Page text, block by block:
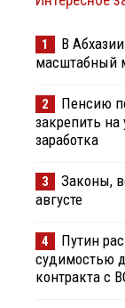
1
В
масштабный
2
Пенсию
закрепить на
заработка
3
Законы,
августе
4
Путин
судимостью
контракта с